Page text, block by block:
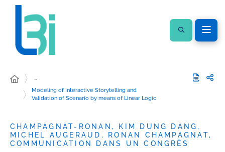
…
Modeling of Interactive Storytelling and
Validation of Scenario by means of Linear Logic
CHAMPAGNAT-RONAN, KIM DUNG DANG,
MICHEL AUGERAUD, RONAN CHAMPAGNAT,
COMMUNICATION DANS UN CONGRÈS